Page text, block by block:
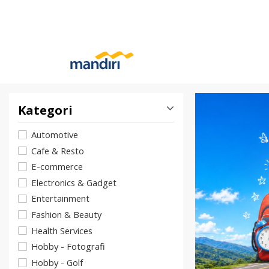
Kategori
Automotive
Cafe & Resto
E-commerce
Electronics & Gadget
Entertainment
Fashion & Beauty
Health Services
Hobby - Fotografi
Hobby - Golf